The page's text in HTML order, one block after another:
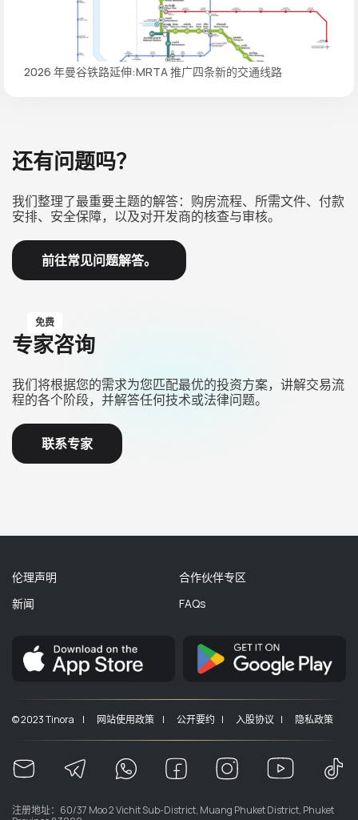
2026 年曼谷铁路延伸:MRTA 推广四条新的交通线路
还有问题吗？
我们整理了最重要主题的解答：购房流程、所需文件、付款
安排、安全保障，以及对开发商的核查与审核。
前往常见问题解答。
免费
专家咨询
我们将根据您的需求为您匹配最优的投资方案，讲解交易流
程的各个阶段，并解答任何技术或法律问题。
联系专家
伦理声明
新闻
合作伙伴专区
FAQs
© 2023 Tinora | 网站使用政策 | 公开要约 | 入股协议 | 隐私政策
注册地址：60/37 Moo 2 Vichit Sub-District, Muang Phuket District, Phuket